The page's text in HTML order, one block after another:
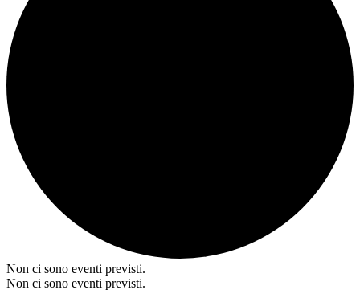
Non ci sono eventi previsti.
Non ci sono eventi previsti.